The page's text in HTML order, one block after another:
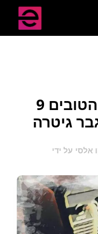
9 המיקרופונים הטובים
גיטרה
על ידי אלסי